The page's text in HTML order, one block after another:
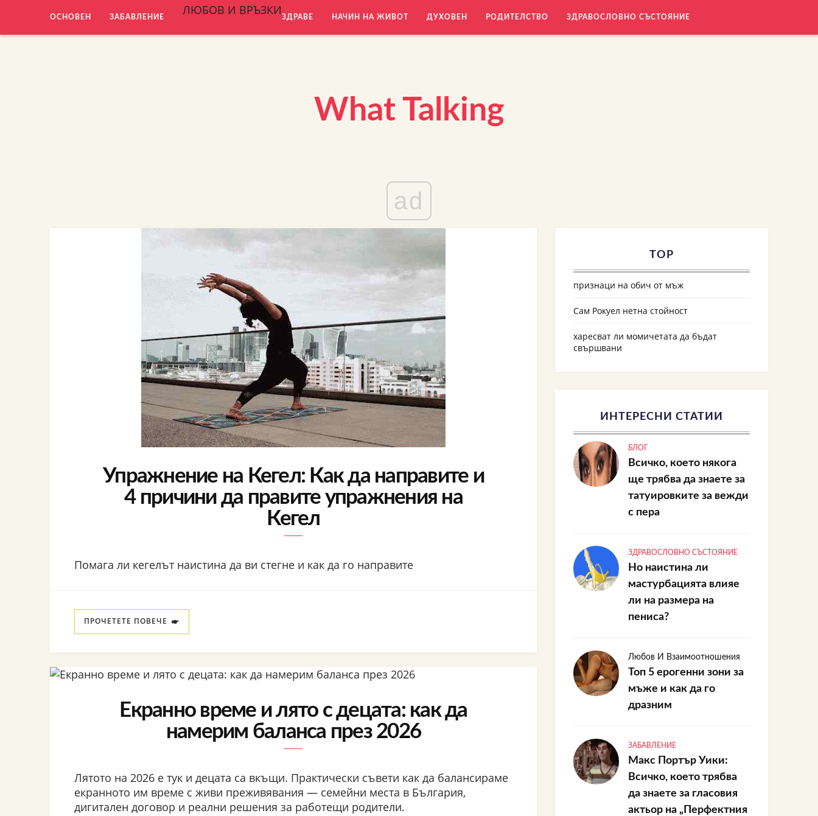
ОСНОВЕН ЗАБАВЛЕНИЕ ЛЮБОВ И ВРЪЗКИЗДРАВЕ НАЧИН НА ЖИВОТ ДУХОВЕН РОДИТЕЛСТВО ЗДРАВОСЛОВНО СЪСТОЯНИЕ
What Talking
ad
Упражнение на Кегел: Как да направите и
4 причини да правите упражнения на
Кегел
Помага ли кегелът наистина да ви стегне и как да го направите
ПРОЧЕТЕТЕ ПОВЕЧЕ
Екранно време и лято с децата: как да
намерим баланса през 2026
Лятото на 2026 е тук и децата са вкъщи. Практически съвети как да балансираме
екранното им време с живи преживявания — семейни места в България,
дигитален договор и реални решения за работещи родители.
TOP
признаци на обич от мъж
Сам Рокуел нетна стойност
харесват ли момичетата да бъдат
свършвани
ИНТЕРЕСНИ СТАТИИ
БЛОГ
Всичко, което някога
ще трябва да знаете за
татуировките за вежди
с пера
ЗДРАВОСЛОВНО СЪСТОЯНИЕ
Но наистина ли
мастурбацията влияе
ли на размера на
пениса?
Любов И Взаимоотношения
Топ 5 ерогенни зони за
мъже и как да го
дразним
ЗАБАВЛЕНИЕ
Макс Портър Уики:
Всичко, което трябва
да знаете за гласовия
актьор на „Перфектния